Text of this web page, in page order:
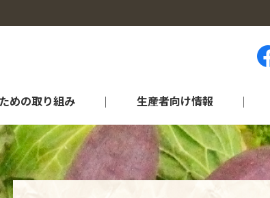
めの取り組み 生産者向け情報
ランキング等（統計資料）
品目から探す
営農情報
各部門のご紹介